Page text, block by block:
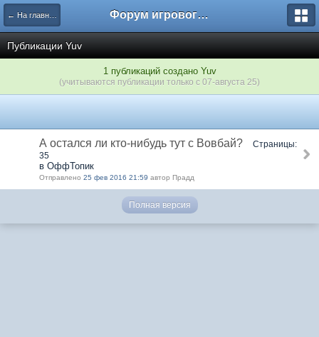
← На главную Форум игрового проекта Riverrise
Публикации Yuv
1 публикаций создано Yuv
(учитываются публикации только с 07-августа 25)
А остался ли кто-нибудь тут с Вовбай?
Страницы:
35
в ОффТопик
Отправлено 25 фев 2016 21:59 автор Прадд
Полная версия